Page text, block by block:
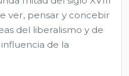
ver, pensar y concebir
del liberalismo y de
de la